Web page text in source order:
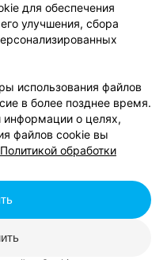
вниманию «Квест для
вы можете ознакомиться
входа, оставить
Также вы можете
о «Квест для детей
расписание и онлайн-
чтобы сходить семьей
для обеспечения
улучшения, сбора
использования файлов
в более позднее время.
информации о целях,
файлов cookie вы
Политикой обработки